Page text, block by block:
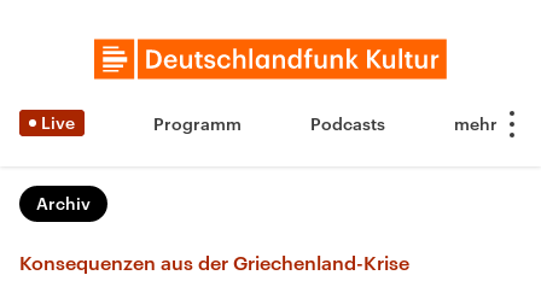
Live Programm Podcasts
Archiv
Konsequenzen aus der Griechenland-Krise